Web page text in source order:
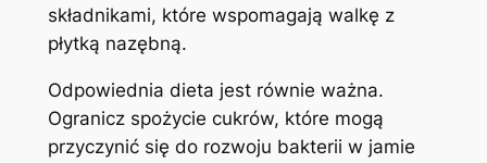
składnikami, które wspomagają walkę z
płytką nazębną.
Odpowiednia dieta jest równie ważna.
Ogranicz spożycie cukrów, które mogą
przyczynić się do rozwoju bakterii w jamie